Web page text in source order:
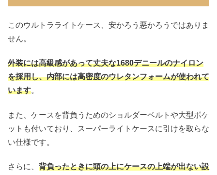
このウルトラライトケース、安かろう悪かろうではありま
せん。
外装には高級感があって丈夫な1680デニールのナイロン
を採用し、内部には高密度のウレタンフォームが使われて
います。
また、ケースを背負うためのショルダーベルトや大型ポケ
ットも付いており、スーパーライトケースに引けを取らな
い仕様です。
さらに、 背負ったときに頭の上にケースの上端が出ない設